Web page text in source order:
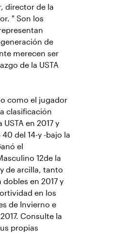
director de la
" Son los
de
merecen ser
de la USTA
como el jugador
clasificación
en 2017 y
del 14-y -bajo la
el
12de la
de arcilla, tanto
en 2017 y
en los
de Invierno e
Consulte la
propias